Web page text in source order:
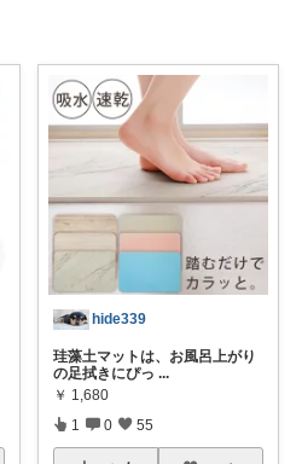
hide339
珪藻土マットは、お風呂上がり
の足拭きにぴっ ...
￥ 1,680
1 0 55